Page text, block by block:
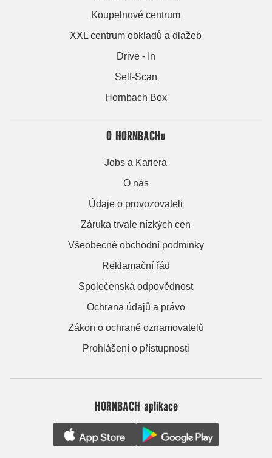
Koupelnové centrum
XXL centrum obkladů a dlažeb
Drive - In
Self-Scan
Hornbach Box
O HORNBACHu
Jobs a Kariera
O nás
Údaje o provozovateli
Záruka trvale nízkých cen
Všeobecné obchodní podmínky
Reklamační řád
Společenská odpovědnost
Ochrana údajů a právo
Zákon o ochraně oznamovatelů
Prohlášení o přístupnosti
HORNBACH aplikace